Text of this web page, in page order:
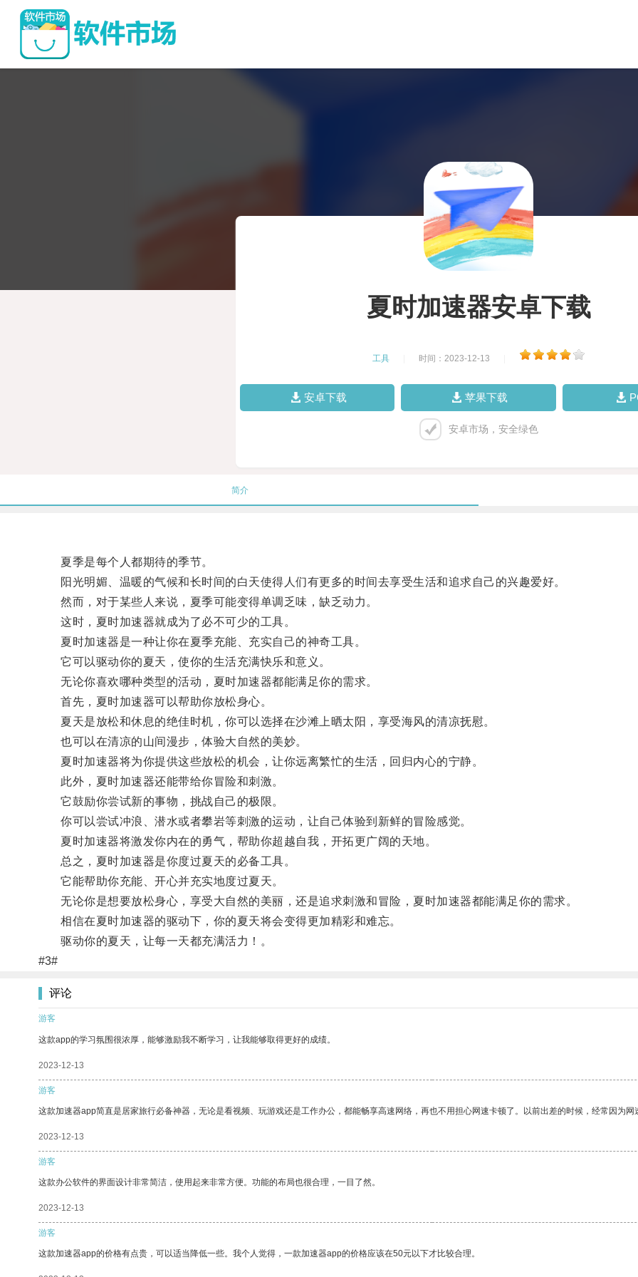
夏时加速器安卓下载
工具 时间：2023-12-13
安卓下载 苹果下载
安卓市场，安全绿色
简介
夏季是每个人都期待的季节。
阳光明媚、温暖的气候和长时间的白天使得人们有更多的时间去享受生活和追求自己的兴趣爱好。
然而，对于某些人来说，夏季可能变得单调乏味，缺乏动力。
这时，夏时加速器就成为了必不可少的工具。
夏时加速器是一种让你在夏季充能、充实自己的神奇工具。
它可以驱动你的夏天，使你的生活充满快乐和意义。
无论你喜欢哪种类型的活动，夏时加速器都能满足你的需求。
首先，夏时加速器可以帮助你放松身心。
夏天是放松和休息的绝佳时机，你可以选择在沙滩上晒太阳，享受海风的清凉抚慰。
也可以在清凉的山间漫步，体验大自然的美妙。
夏时加速器将为你提供这些放松的机会，让你远离繁忙的生活，回归内心的宁静。
此外，夏时加速器还能带给你冒险和刺激。
它鼓励你尝试新的事物，挑战自己的极限。
你可以尝试冲浪、潜水或者攀岩等刺激的运动，让自己体验到新鲜的冒险感觉。
夏时加速器将激发你内在的勇气，帮助你超越自我，开拓更广阔的天地。
总之，夏时加速器是你度过夏天的必备工具。
它能帮助你充能、开心并充实地度过夏天。
无论你是想要放松身心，享受大自然的美丽，还是追求刺激和冒险，夏时加速器都能满足你的需求。
相信在夏时加速器的驱动下，你的夏天将会变得更加精彩和难忘。
驱动你的夏天，让每一天都充满活力！。
#3#
评论
游客
这款app的学习氛围很浓厚，能够激励我不断学习，让我能够取得更好的成绩。
2023-12-13
游客
这款加速器app简直是居家旅行必备神器，无论是看视频、玩游戏还是工作办公，都能畅享高速网络，再也不用担心网速卡顿了。以前出差的时候，经常因为
2023-12-13
游客
这款办公软件的界面设计非常简洁，使用起来非常方便。功能的布局也很合理，一目了然。
2023-12-13
游客
这款加速器app的价格有点贵，可以适当降低一些。我个人觉得，一款加速器app的价格应该在50元以下才比较合理。